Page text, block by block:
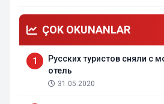
ÇOK OKUNANLAR
1
Русских туристов сняли с
отель
31.05.2020